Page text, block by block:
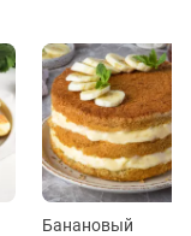
Банановый